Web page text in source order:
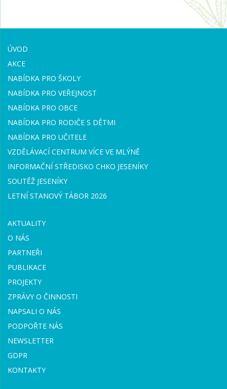
ÚVOD
AKCE
NABÍDKA PRO ŠKOLY
NABÍDKA PRO VEŘEJNOST
NABÍDKA PRO OBCE
NABÍDKA PRO RODIČE S DĚTMI
NABÍDKA PRO UČITELE
VZDĚLÁVACÍ CENTRUM VÍCE VE MLÝNĚ
INFORMAČNÍ STŘEDISKO CHKO JESENÍKY
SOUTĚŽ JESENÍKY
LETNÍ STANOVÝ TÁBOR 2026
AKTUALITY
O NÁS
PARTNEŘI
PUBLIKACE
PROJEKTY
ZPRÁVY O ČINNOSTI
NAPSALI O NÁS
PODPOŘTE NÁS
NEWSLETTER
GDPR
KONTAKTY